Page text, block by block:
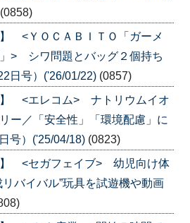
(0858)
】 <ＹＯＣＡＢＩＴＯ「ガーメ
> シワ問題とバッグ２個持ち
日号）('26/01/22) (0857)
】 <エレコム> ナトリウムイオ
ー／「安全性」「環境配慮」に
号）('25/04/18) (0823)
】 <セガフェイブ> 幼児向け体
バイバル”玩具を試遊機や動画